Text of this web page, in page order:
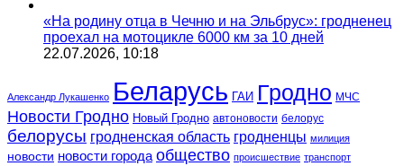
«На родину отца в Чечню и на Эльбрус»: гродненец
проехал на мотоцикле 6000 км за 10 дней
22.07.2026, 10:18
Александр Лукашенко Беларусь ГАИ Гродно МЧС
Новости Гродно Новый Гродно автоновости белорус
белорусы гродненская область гродненцы милиция
новости новости города общество происшествие транспорт